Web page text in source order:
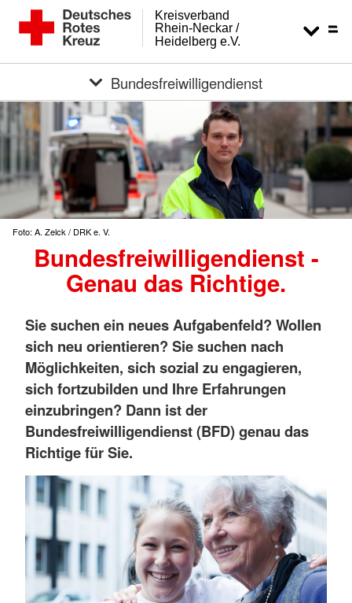
Heidelberg e.V.
Rhein-Neckar /
Kreisverband
Bundesfreiwilligendienst
Foto: A. Zelck / DRK e. V.
Bundesfreiwilligendienst -
Genau das Richtige.
Sie suchen ein neues Aufgabenfeld? Wollen
sich neu orientieren? Sie suchen nach
Möglichkeiten, sich sozial zu engagieren,
sich fortzubilden und Ihre Erfahrungen
einzubringen? Dann ist der
Bundesfreiwilligendienst (BFD) genau das
Richtige für Sie.